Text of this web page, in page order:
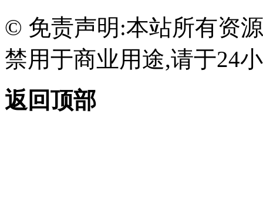
© 免责声明:本站所有资
禁用于商业用途,请于24
返回顶部